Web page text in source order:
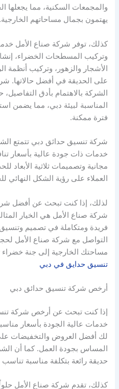
والمجمعات السكنية، مما يجعلها
يهتمون بجمال مساحاتهم الخارجية.
كذلك، توفر شركة صناع الأمل
وتركيب المسطحات الخضراء، إنشاء
الأشجار والزهور، وتركيب أنظمة
على الحديقة في أفضل حالاتها.
الشركة بالاهتمام بأدق التفاصيل،
المناسبة لبيئة دبي، مما يضمن
فترة ممكنة.
شركة تنسيق حدائق دبي تتمتع
خدمات ذات جودة عالية بأسعار
مجانية وتصميمات ثلاثية الأبعاد
العملاء على رؤية الشكل النهائي
لذلك، إذا كنت تبحث عن أفضل
شركة صناع الأمل هي الخيار
فريدة ومتكاملة في تصميم
التواصل مع شركة صناع الأمل
مساحتك الخارجية إلى جنة
تنسيق حدايق في دبي
أرخص شركة تنسيق حدائق دبي
إذا كنت تبحث عن أرخص شركة
خدمات عالية الجودة بأسعار
لك أفضل العروض والتخفيضات
المساس بجودة العمل. كما أن
حديقة رائعة بتكلفة مناسبة تناسب
كذلك، تقدم شركة صناع الأمل